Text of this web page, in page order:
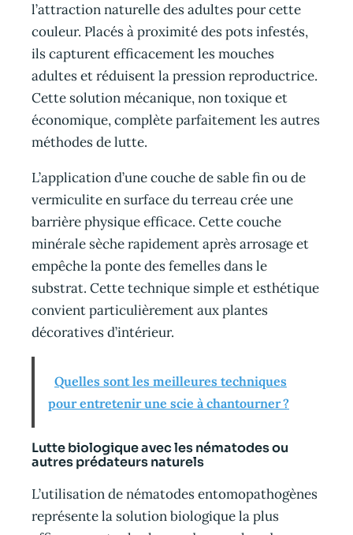
l’attraction naturelle des adultes pour cette
couleur. Placés à proximité des pots infestés,
ils capturent efficacement les mouches
adultes et réduisent la pression reproductrice.
Cette solution mécanique, non toxique et
économique, complète parfaitement les autres
méthodes de lutte.
L’application d’une couche de sable fin ou de
vermiculite en surface du terreau crée une
barrière physique efficace. Cette couche
minérale sèche rapidement après arrosage et
empêche la ponte des femelles dans le
substrat. Cette technique simple et esthétique
convient particulièrement aux plantes
décoratives d’intérieur.
Quelles sont les meilleures techniques
pour entretenir une scie à chantourner ?
Lutte biologique avec les nématodes ou
autres prédateurs naturels
L’utilisation de nématodes entomopathogènes
représente la solution biologique la plus